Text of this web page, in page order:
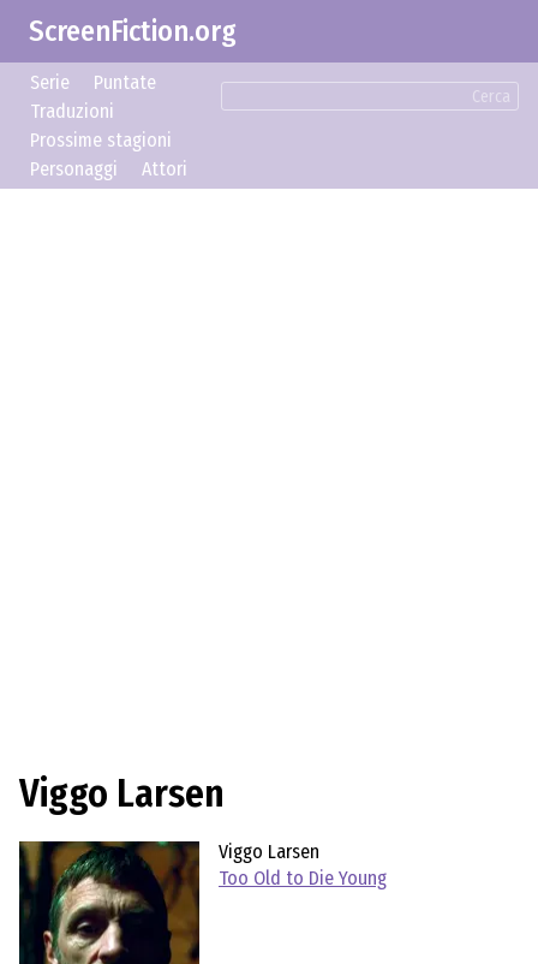
ScreenFiction.org
Cerca
Serie
Puntate
Traduzioni
Prossime stagioni
Personaggi
Attori
Viggo Larsen
Viggo Larsen
Too Old to Die Young